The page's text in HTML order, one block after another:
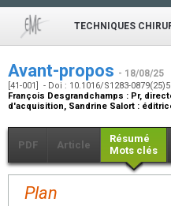
TECHNIQUES
Avant-propos - 18/08/25
[41-001] - Doi : 10.1016/S1283-
François Desgrandchamps : Pr,
d'acquisition, Sandrine Salort :
PDF Article
Résumé
Mots clés
Plan